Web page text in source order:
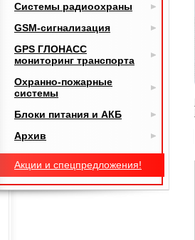
Системы радиоохраны
GSM-сигнализация
GPS ГЛОНАСС
мониторинг транспорта
Охранно-пожарные
системы
Блоки питания и АКБ
Архив
Акции и спецпредложения!